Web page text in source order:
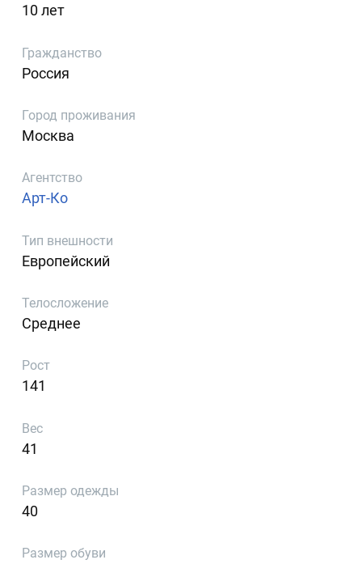
10 лет
Гражданство
Россия
Город проживания
Москва
Агентство
Арт-Ко
Тип внешности
Европейский
Телосложение
Среднее
Рост
141
Вес
41
Размер одежды
40
Размер обуви